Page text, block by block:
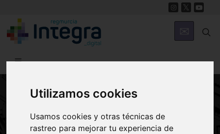
Utilizamos cookies
Usamos cookies y otras técnicas de
rastreo para mejorar tu experiencia de
La vida en el campo